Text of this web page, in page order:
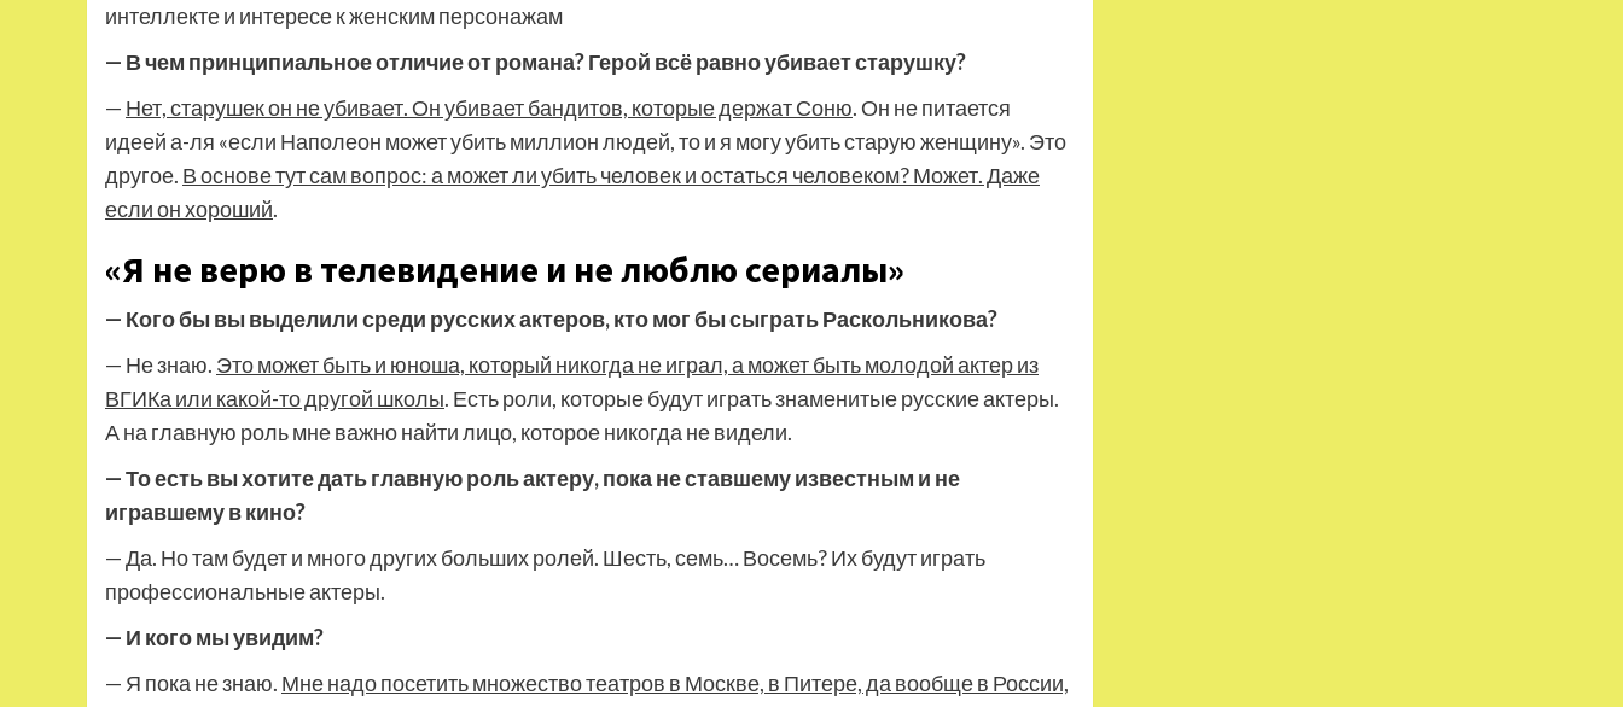
интеллекте и интересе к женским персонажам
— В чем принципиальное отличие от романа? Герой всё равно убивает старушку?
— Нет, старушек он не убивает. Он убивает бандитов, которые держат Соню. Он не питается
идеей а-ля «если Наполеон может убить миллион людей, то и я могу убить старую женщину». Это
другое. В основе тут сам вопрос: а может ли убить человек и остаться человеком? Может. Даже
если он хороший.
«Я не верю в телевидение и не люблю сериалы»
— Кого бы вы выделили среди русских актеров, кто мог бы сыграть Раскольникова?
— Не знаю. Это может быть и юноша, который никогда не играл, а может быть молодой актер из
ВГИКа или какой-то другой школы. Есть роли, которые будут играть знаменитые русские актеры.
А на главную роль мне важно найти лицо, которое никогда не видели.
— То есть вы хотите дать главную роль актеру, пока не ставшему известным и не
игравшему в кино?
— Да. Но там будет и много других больших ролей. Шесть, семь… Восемь? Их будут играть
профессиональные актеры.
— И кого мы увидим?
— Я пока не знаю. Мне надо посетить множество театров в Москве, в Питере, да вообще в России,